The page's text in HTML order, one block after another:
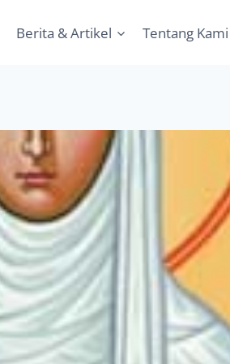
Berita & Artikel Tentang Kami